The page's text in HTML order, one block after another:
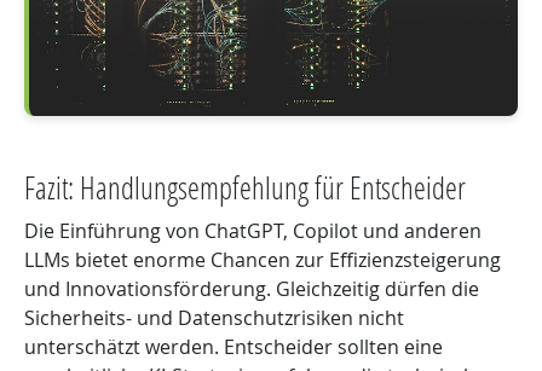
Fazit: Handlungsempfehlung für Entscheider
Die Einführung von ChatGPT, Copilot und anderen
LLMs bietet enorme Chancen zur Effizienzsteigerung
und Innovationsförderung. Gleichzeitig dürfen die
Sicherheits- und Datenschutzrisiken nicht
unterschätzt werden. Entscheider sollten eine